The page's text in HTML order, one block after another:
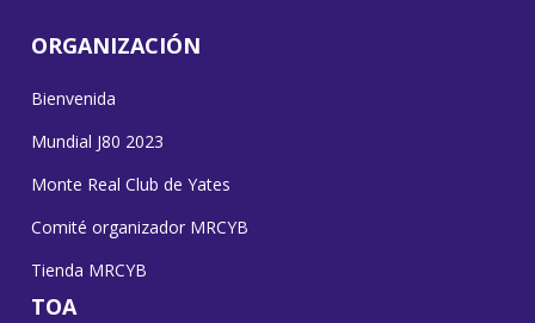
ORGANIZACIÓN
Bienvenida
Mundial J80 2023
Monte Real Club de Yates
Comité organizador MRCYB
Tienda MRCYB
TOA